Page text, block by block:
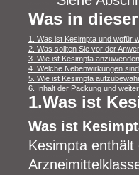
Was in
1. Was ist Kesimpta und wofür
2. Was sollten Sie vor der
3. Wie ist Kesimpta
4. Welche Nebenwirkungen
5. Wie ist Kesimpta
6. Inhalt der Packung und
1.Was ist
Was ist
Kesimpta